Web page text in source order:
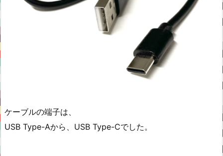
ケーブルの端子は、
USB Type-Aから、USB Type-Cでした。